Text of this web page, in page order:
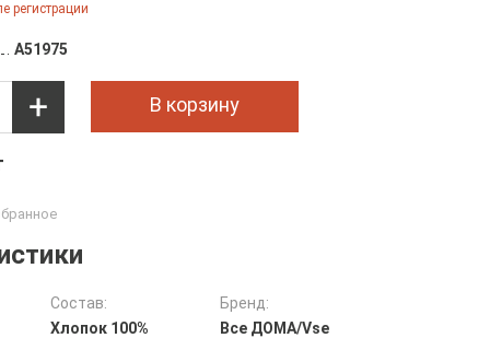
регистрации
A51975
В корзину
Состав:
Хлопок 100%
Бренд:
Все ДOMA/Vse